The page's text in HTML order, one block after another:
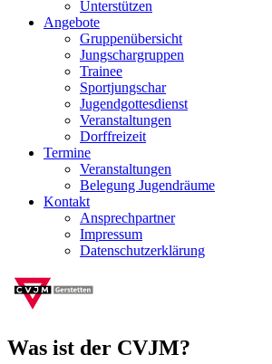
Unterstützen
Angebote
Gruppenübersicht
Jungschargruppen
Trainee
Sportjungschar
Jugendgottesdienst
Veranstaltungen
Dorffreizeit
Termine
Veranstaltungen
Belegung Jugendräume
Kontakt
Ansprechpartner
Impressum
Datenschutzerklärung
Was ist der CVJM?